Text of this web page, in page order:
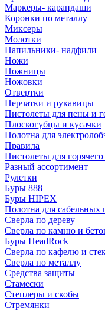
Маркеры- карандаши
Коронки по металлу
Миксеры
Молотки
Напильники- надфили
Ножи
Ножницы
Ножовки
Отвертки
Перчатки и рукавицы
Пистолеты для пены и
Плоскогубцы и кусачки
Полотна для
Правила
Пистолеты для
Разный ассортимент
Рулетки
Буры 888
Буры HIPEX
Полотна для сабельных
Сверла по дереву
Сверла по камню и
Буры HeadRock
Сверла по кафелю и
Сверла по металлу
Средства защиты
Стамески
Степлеры и скобы
Стремянки